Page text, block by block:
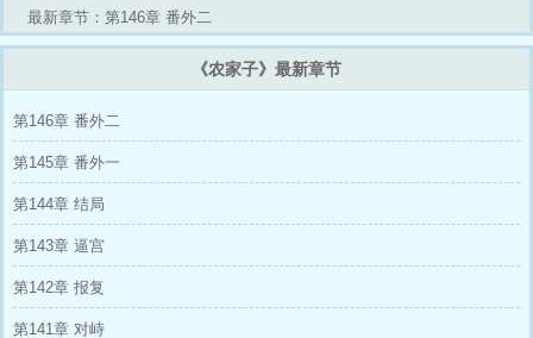
最新章节：第146章 番外二
《农家子》最新章节
第146章 番外二
第145章 番外一
第144章 结局
第143章 逼宫
第142章 报复
第141章 对峙